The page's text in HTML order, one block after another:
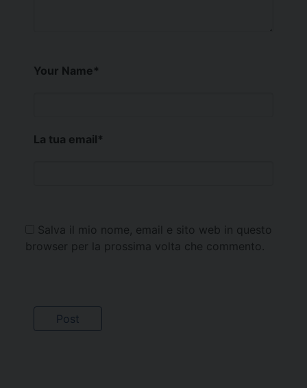
Your Name*
La tua email*
Salva il mio nome, email e sito web in questo
browser per la prossima volta che commento.